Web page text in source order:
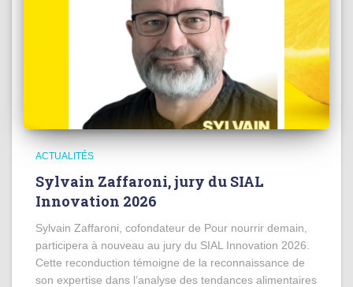
ACTUALITÉS
Sylvain Zaffaroni, jury du SIAL
Innovation 2026
Sylvain Zaffaroni, cofondateur de Pour nourrir demain,
participera à nouveau au jury du SIAL Innovation 2026.
Cette reconduction témoigne de la reconnaissance de
son expertise dans l’analyse des tendances alimentaires